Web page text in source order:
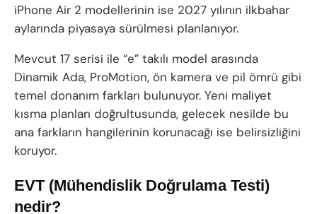
iPhone Air 2 modellerinin ise 2027 yılının ilkbahar
aylarında piyasaya sürülmesi planlanıyor.
Mevcut 17 serisi ile “e” takılı model arasında
Dinamik Ada, ProMotion, ön kamera ve pil ömrü gibi
temel donanım farkları bulunuyor. Yeni maliyet
kısma planları doğrultusunda, gelecek nesilde bu
ana farkların hangilerinin korunacağı ise belirsizliğini
koruyor.
EVT (Mühendislik Doğrulama Testi)
nedir?